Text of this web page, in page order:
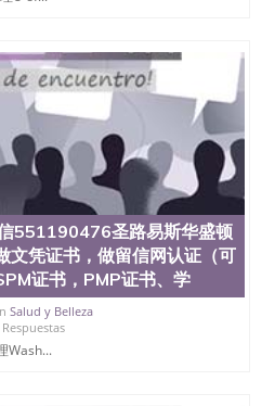
外国文凭在中国有用吗
网上买文凭可靠
国外文凭质量QQ微信
证怎么办理QQ微信
真制作QQ微信551190476办
551190476国外大学有毕业
国外毕业证价格QQ微信
QQ微信551190476办理国外
办国外可查文凭
买真文凭可信吗QQ微信
查询机构QQ微信551190476
信551190476如何办理学历认
文凭认证办理QQ微信
学（San Jose State
州立大学”）成立于1857
历史悠久的大学之一，也是美
551190476圣路易斯华盛顿
文凭证书，做留信网认证（可
证书，PMP证书、学
Salud y Belleza
Wash...